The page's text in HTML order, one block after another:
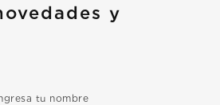
y
tu nombre